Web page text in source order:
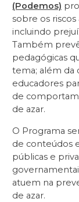
(Podemos)
sobre os riscos
incluindo
Também
pedagógicas
tema; além da
educadores
de
de azar.
O Programa
de conteúdos
públicas e
atuem na
de azar.